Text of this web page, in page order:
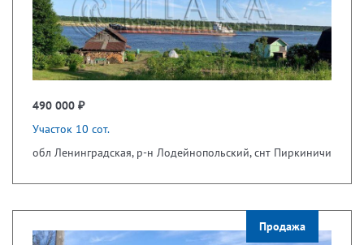
490 000 ₽
Участок 10 сот.
обл Ленинградская, р-н Лодейнопольский, снт Пиркиничи
Продажа